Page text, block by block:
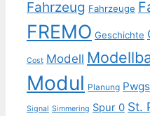
Fahrzeug Fahrzeuge
FREMO Geschichte
Cost Modell
Modul Planung Pwgs
Signal Simmering Spur 0 St.